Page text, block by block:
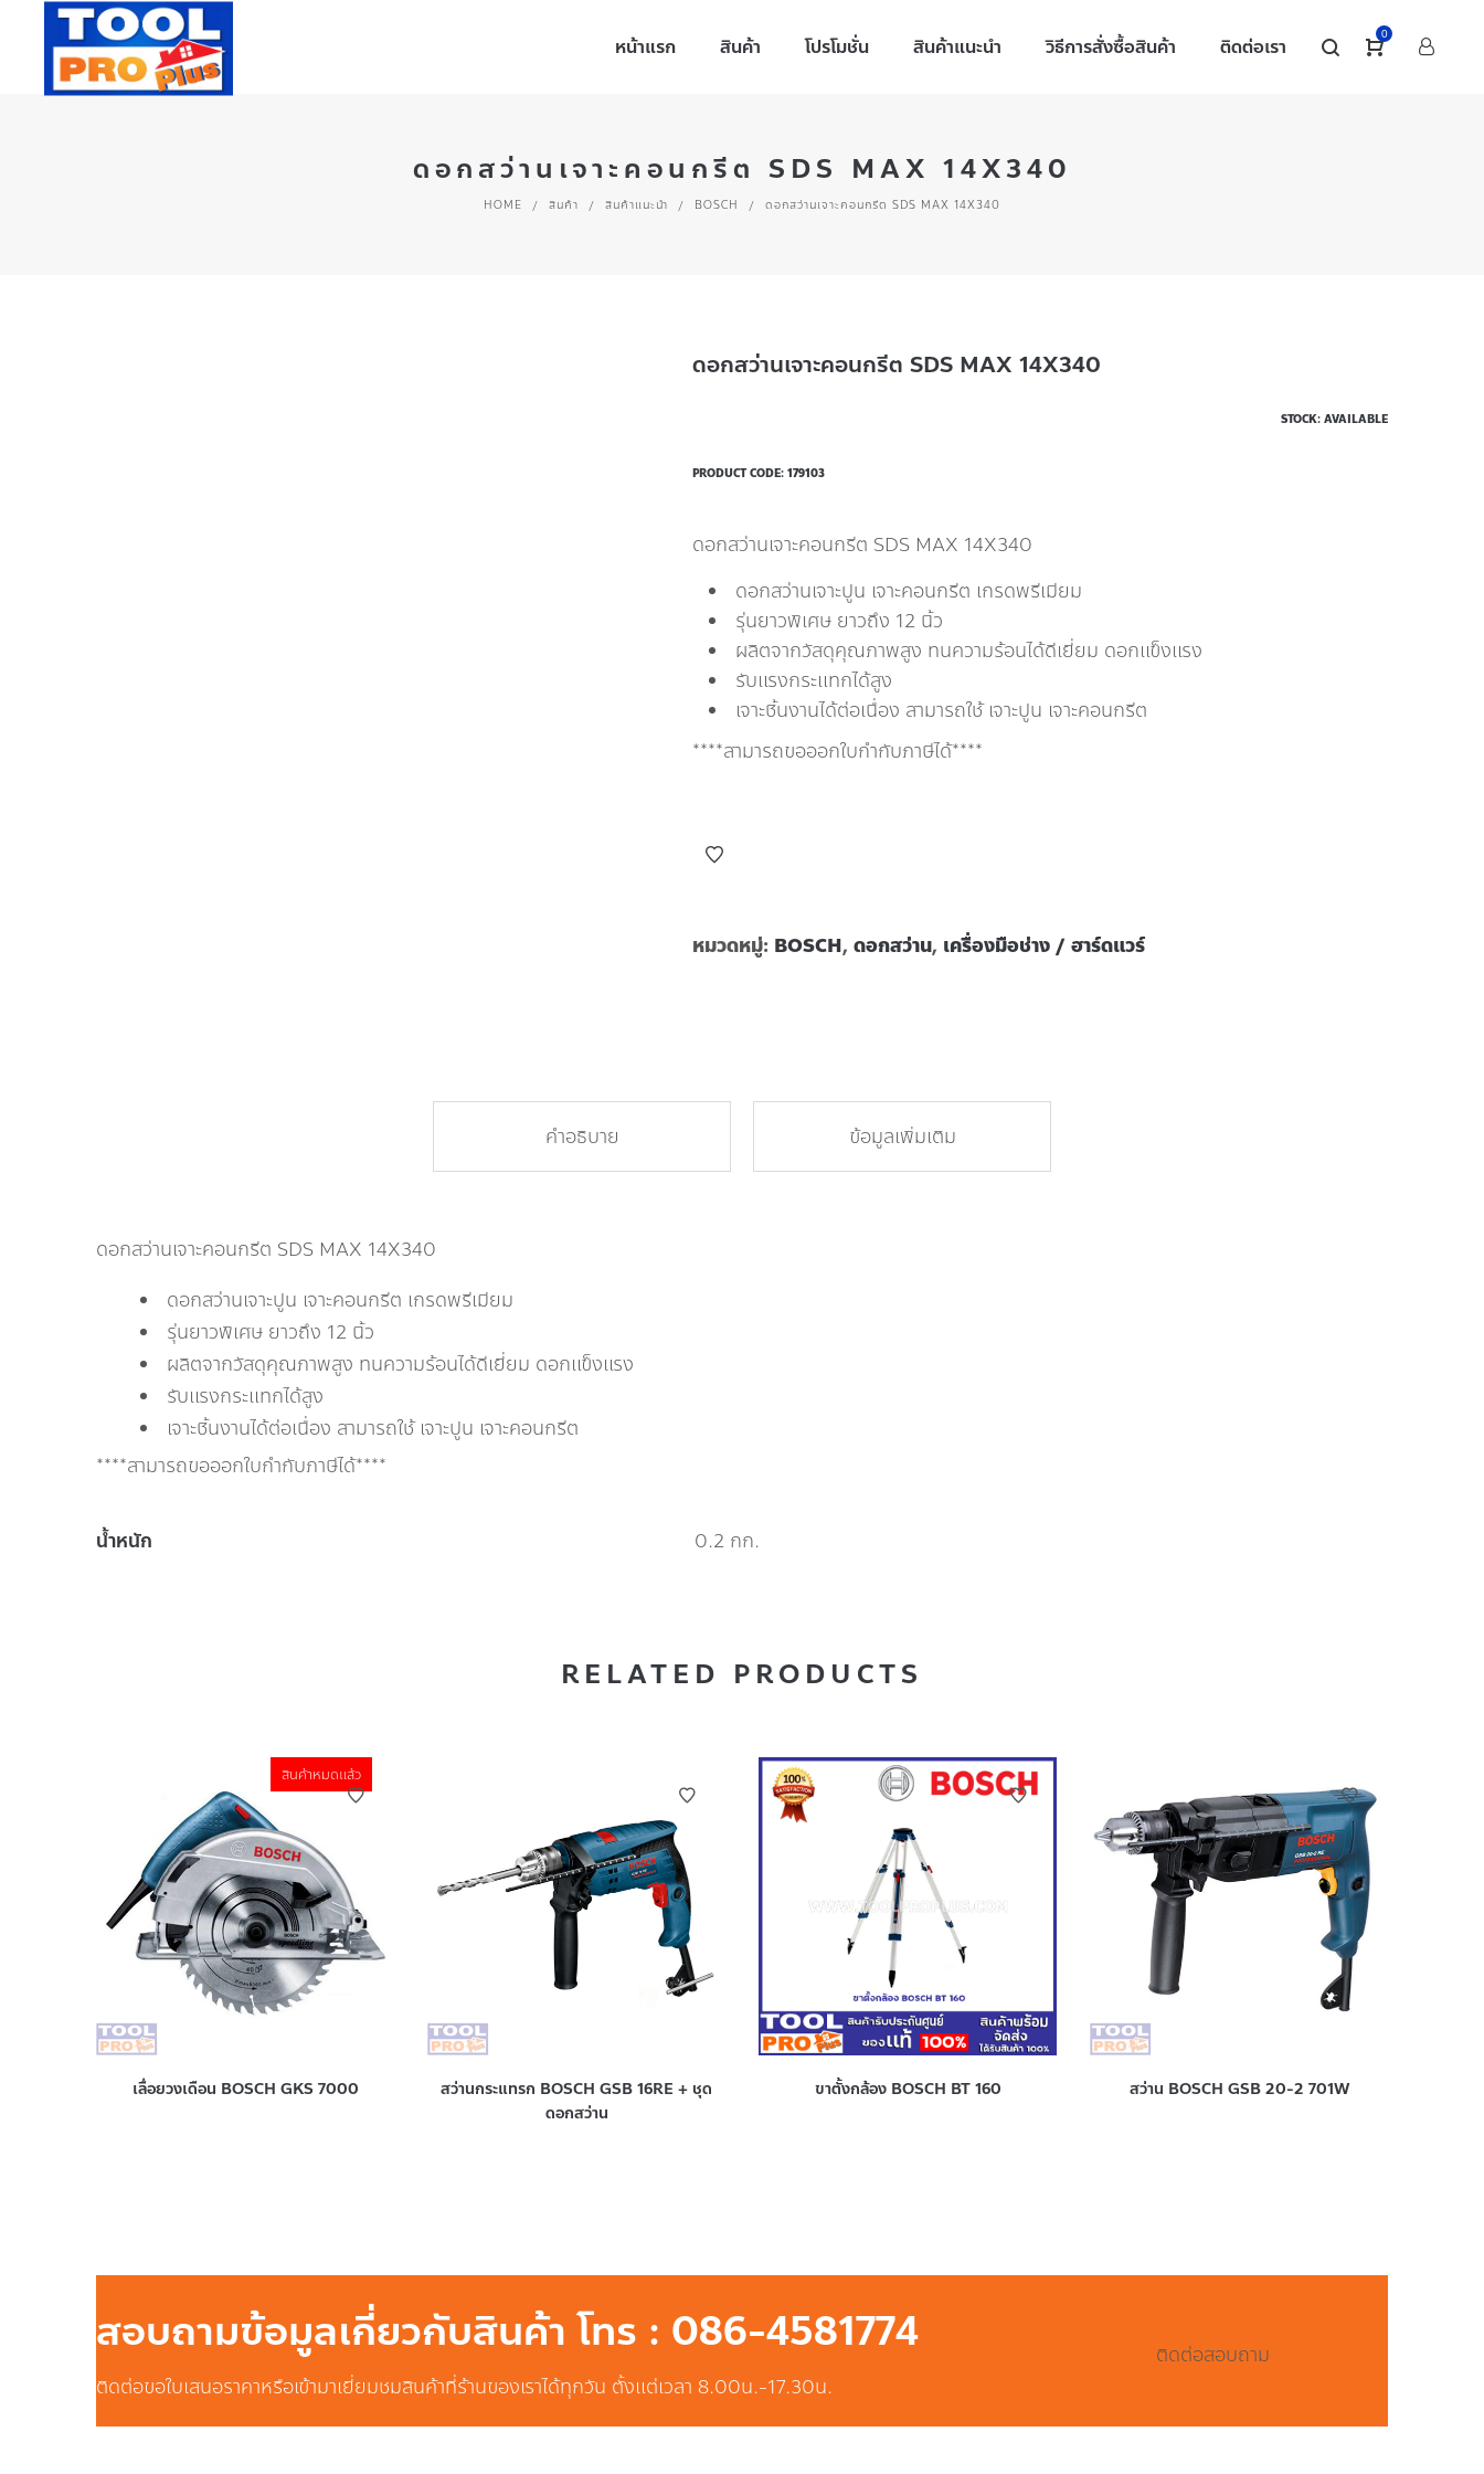
หน้าแรก สินค้า โปรโมชั่น สินค้าแนะนำ วิธีการสั่งซื้อสินค้า ติดต่อเรา 0
ดอกสว่านเจาะคอนกรีต SDS MAX 14X340
HOME / สินค้า / สินค้าแนะนำ / BOSCH / ดอกสว่านเจาะคอนกรีต SDS MAX 14X340
ดอกสว่านเจาะคอนกรีต SDS MAX 14X340
STOCK: AVAILABLE
PRODUCT CODE: 179103
ดอกสว่านเจาะคอนกรีต SDS MAX 14X340
ดอกสว่านเจาะปูน เจาะคอนกรีต เกรดพรีเมียม
รุ่นยาวพิเศษ ยาวถึง 12 นิ้ว
ผลิตจากวัสดุคุณภาพสูง ทนความร้อนได้ดีเยี่ยม ดอกแข็งแรง
รับแรงกระแทกได้สูง
เจาะชิ้นงานได้ต่อเนื่อง สามารถใช้ เจาะปูน เจาะคอนกรีต
****สามารถขอออกใบกำกับภาษีได้****
หมวดหมู่: BOSCH, ดอกสว่าน, เครื่องมือช่าง / ฮาร์ดแวร์
คำอธิบาย ข้อมูลเพิ่มเติม
ดอกสว่านเจาะคอนกรีต SDS MAX 14X340
ดอกสว่านเจาะปูน เจาะคอนกรีต เกรดพรีเมียม
รุ่นยาวพิเศษ ยาวถึง 12 นิ้ว
ผลิตจากวัสดุคุณภาพสูง ทนความร้อนได้ดีเยี่ยม ดอกแข็งแรง
รับแรงกระแทกได้สูง
เจาะชิ้นงานได้ต่อเนื่อง สามารถใช้ เจาะปูน เจาะคอนกรีต
****สามารถขอออกใบกำกับภาษีได้****
น้ำหนัก 0.2 กก.
RELATED PRODUCTS
สินค้าหมดแล้ว
เลื่อยวงเดือน BOSCH GKS 7000
สว่านกระแทรก BOSCH GSB 16RE + ชุด
ดอกสว่าน
ขาตั้งกล้อง BOSCH BT 160 สว่าน BOSCH GSB 20-2 701W
สอบถามข้อมูลเกี่ยวกับสินค้า โทร : 086-4581774
ติดต่อขอใบเสนอราคาหรือเข้ามาเยี่ยมชมสินค้าที่ร้านของเราได้ทุกวัน ตั้งแต่เวลา 8.00น.-17.30น.
ติดต่อสอบถาม